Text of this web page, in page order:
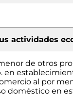
actividades
de otros
en
al por
doméstico en